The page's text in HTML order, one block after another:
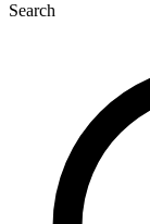
Search